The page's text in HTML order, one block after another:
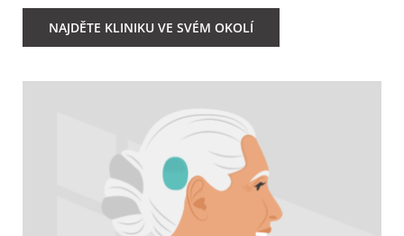
NAJDĚTE KLINIKU VE SVÉM OKOLÍ